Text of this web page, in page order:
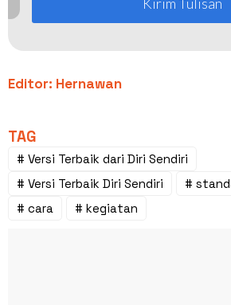
Editor: Hernawan
TAG
# Versi Terbaik dari Diri Sendiri
# Versi Terbaik Diri Sendiri
#
# cara
# kegiatan